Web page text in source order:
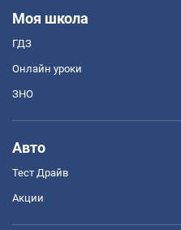
Моя школа
ГДЗ
Онлайн уроки
ЗНО
Авто
Тест Драйв
Акции